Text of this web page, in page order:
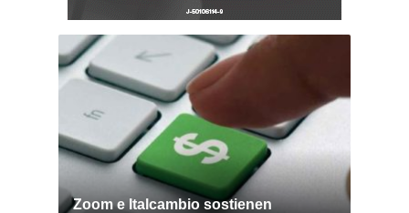
Zoom e Italcambio sostienen